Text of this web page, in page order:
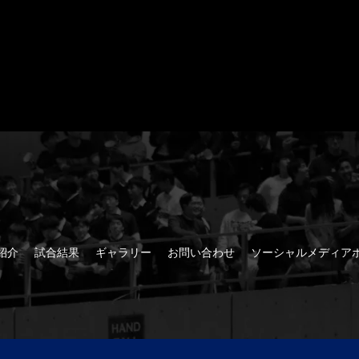
介 試合結果 ギャラリー お問い合わせ ソーシャルメディア